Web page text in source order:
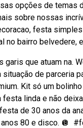
opções de temas
sobre nossas
festa
no bairro belvedere,
garis que atuam na.
situação de parceria
Kit só um
festa linda e não
de 30 anos da
80 e disco. 🪩